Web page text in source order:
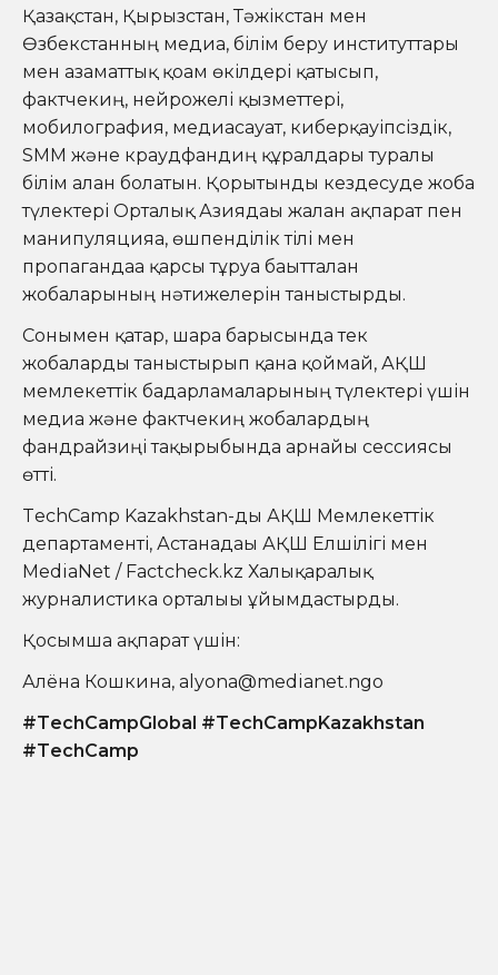
Қазақстан, Қырғызстан, Тәжікстан мен
Өзбекстанның медиа, білім беру институттары
мен азаматтық қоғам өкілдері қатысып,
фактчекиң, нейрожелі қызметтері,
мобилография, медиасауат, киберқауіпсіздік,
SMM және краудфандиң құралдары туралы
білім алған болатын. Қорытынды кездесуде жоба
түлектері Орталық Азиядағы жалған ақпарат пен
манипуляцияға, өшпенділік тілі мен
пропагандаға қарсы тұруға бағытталған
жобаларының нәтижелерін таныстырды.
Сонымен қатар, шара барысында тек
жобаларды таныстырып қана қоймай, АҚШ
мемлекеттік бағдарламаларының түлектері үшін
медиа және фактчекиң жобалардың
фандрайзиңі тақырыбында арнайы сессиясы
өтті.
TechCamp Kazakhstan-ды АҚШ Мемлекеттік
департаменті, Астанадағы АҚШ Елшілігі мен
MediaNet / Factcheck.kz Халықаралық
журналистика орталығы ұйымдастырды.
Қосымша ақпарат үшін:
Алёна Кошкина, alyona@medianet.ngo
#TechCampGlobal #TechCampKazakhstan
#TechCamp